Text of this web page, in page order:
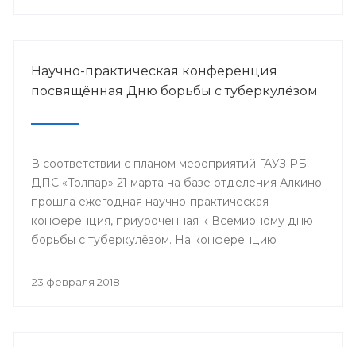
Научно-практическая конференция
посвящённая Дню борьбы с туберкулёзом
В соответствии с планом мероприятий ГАУЗ РБ
ДПС «Толпар» 21 марта на базе отделения Алкино
прошла ежегодная научно-практическая
конференция, приуроченная к Всемирному дню
борьбы с туберкулёзом. На конференцию
санатория, а так же почётные гости.
23 февраля 2018